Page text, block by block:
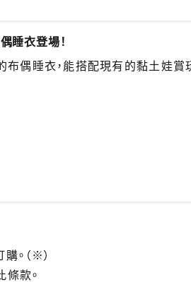
睡衣登場！
布偶睡衣，能搭配現有的黏土娃賞
。（※）
款。